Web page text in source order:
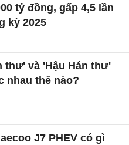
tỷ đồng, gấp 4,5 lần
kỳ 2025
thư' và 'Hậu Hán thư'
nhau thế nào?
J7 PHEV có gì